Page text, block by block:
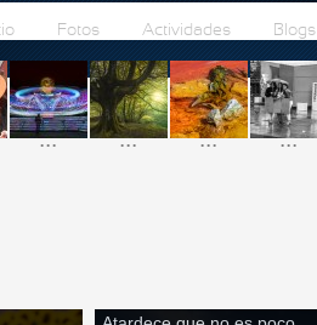
Fotos Actividades Blogs
... ... ... ...